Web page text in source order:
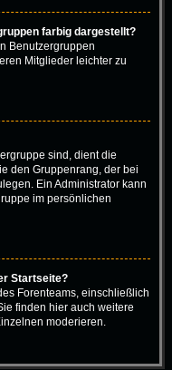
farbig dargestellt?
Benutzergruppen
Mitglieder leichter zu
sind, dient die
den Gruppenrang, der bei
Ein Administrator kann
im persönlichen
Startseite?
Forenteams, einschließlich
finden hier auch weitere
moderieren.